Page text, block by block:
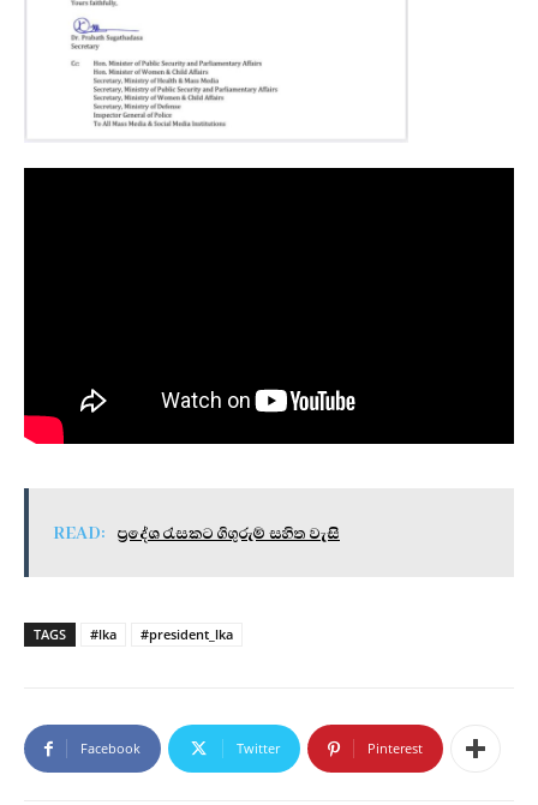
READ: ප්‍රදේශ රැසකට ගිගුරුම් සහිත වැසි
TAGS #lka #president_lka
Facebook Twitter Pinterest